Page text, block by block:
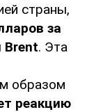
страны,
за
Brent. Эта
образом
реакцию